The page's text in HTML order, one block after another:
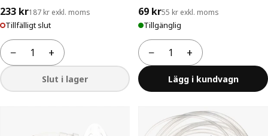
233 kr187 kr exkl. moms
Tillfälligt slut
−
Antal +
Slut i lager
69 kr55 kr exkl. moms
Tillgänglig
−
Antal +
Lägg i kundvagn